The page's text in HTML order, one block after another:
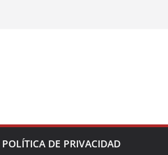
POLÍTICA DE PRIVACIDAD